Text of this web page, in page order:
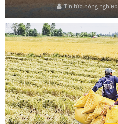
Tin tức nông nghiệp